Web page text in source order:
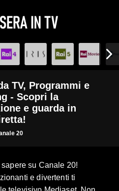
TV, Programmi e
- Scopri la
e guarda in
20
su Canale 20!
e divertenti ti